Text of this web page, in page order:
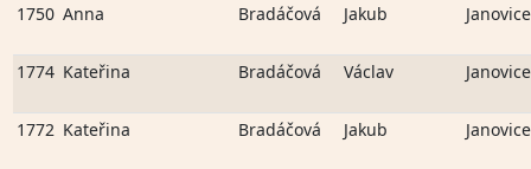
1750 Anna Bradáčová Jakub Janovice
1774 Kateřina Bradáčová Václav Janovice
1772 Kateřina Bradáčová Jakub Janovice